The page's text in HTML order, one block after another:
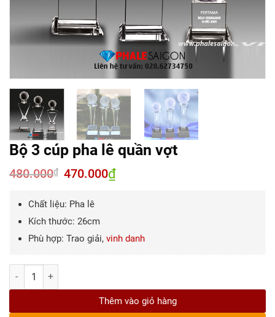
Bộ 3 cúp pha lê quần vợt
480.000₫
Giá
gốc
470.000₫Giá
Chất liệu: Pha lê
Kích thước: 26cm
Phù hợp: Trao giải, vinh danh
Số lượng
Thêm vào giỏ hàng